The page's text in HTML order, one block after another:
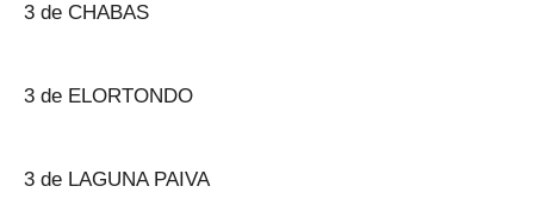
3 de CHABAS
3 de ELORTONDO
3 de LAGUNA PAIVA